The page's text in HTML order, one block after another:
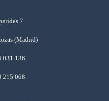
7
(Madrid)
031 136
215 068